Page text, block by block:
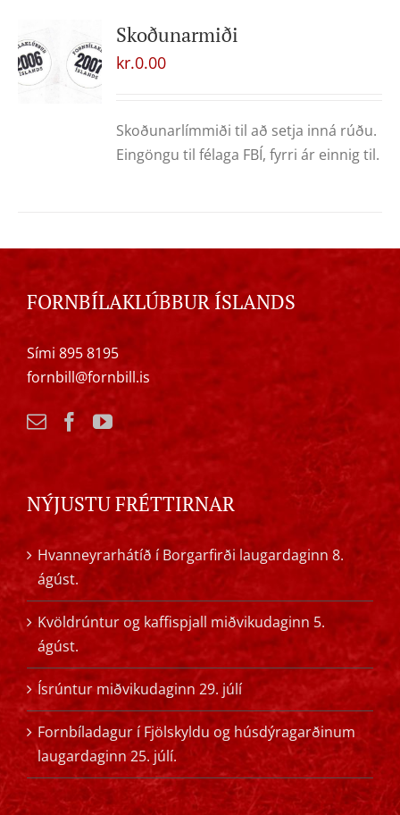
Skoðunarmiði
kr.0.00
Skoðunarlímmiði til að setja inná rúðu.
Eingöngu til félaga FBÍ, fyrri ár einnig til.
FORNBÍLAKLÚBBUR ÍSLANDS
Sími 895 8195
fornbill@fornbill.is
NÝJUSTU FRÉTTIRNAR
Hvanneyrarhátíð í Borgarfirði laugardaginn 8.
ágúst.
Kvöldrúntur og kaffispjall miðvikudaginn 5.
ágúst.
Ísrúntur miðvikudaginn 29. júlí
Fornbíladagur í Fjölskyldu og húsdýragarðinum
laugardaginn 25. júlí.